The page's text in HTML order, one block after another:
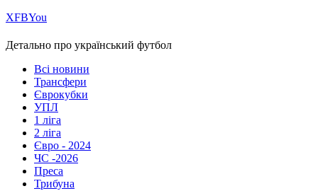
ХFBYou
Детально про український футбол
Всі новини
Трансфери
Єврокубки
УПЛ
1 ліга
2 ліга
Євро - 2024
ЧС -2026
Преса
Трибуна